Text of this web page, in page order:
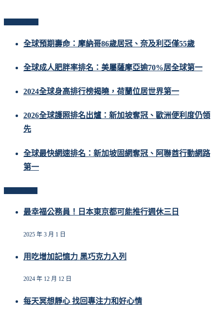
全球預期壽命：摩納哥86歲居冠、奈及利亞僅55歲
全球成人肥胖率排名：美屬薩摩亞逾70%居全球第一
2024全球身高排行榜揭曉，荷蘭位居世界第一
2026全球護照排名出爐：新加坡奪冠、歐洲便利度仍領
先
全球最快網速排名：新加坡固網奪冠、阿聯酋行動網路
第一
最幸福公務員！日本東京都可能推行週休三日
2025 年 3 月 1 日
用吃增加記憶力 黑巧克力入列
2024 年 12 月 12 日
每天冥想靜心 找回專注力和好心情